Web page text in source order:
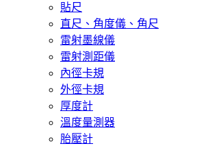
貼尺
直尺、角度儀、角尺
雷射墨線儀
雷射測距儀
內徑卡規
外徑卡規
厚度計
溫度量測器
胎壓計